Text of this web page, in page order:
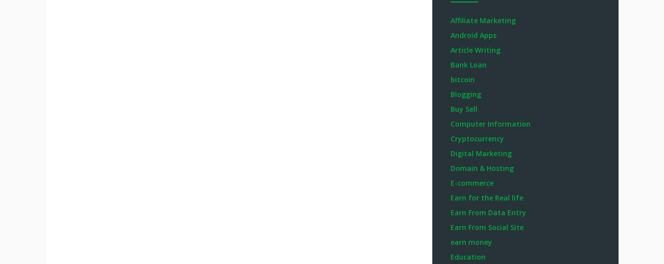
Affiliate Marketing
Android Apps
Article Writing
Bank Loan
bitcoin
Blogging
Buy Sell
Computer Information
Cryptocurrency
Digital Marketing
Domain & Hosting
E-commerce
Earn for the Real life
Earn From Data Entry
Earn From Social Site
earn money
Education